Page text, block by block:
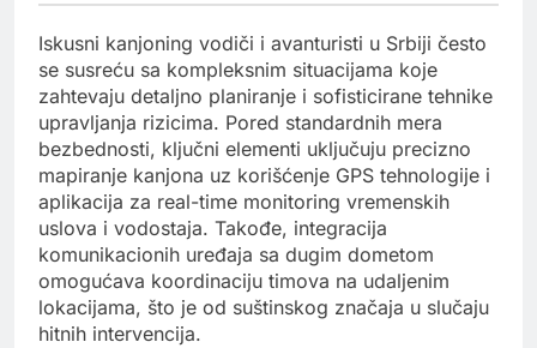
Iskusni kanjoning vodiči i avanturisti u Srbiji često
se susreću sa kompleksnim situacijama koje
zahtevaju detaljno planiranje i sofisticirane tehnike
upravljanja rizicima. Pored standardnih mera
bezbednosti, ključni elementi uključuju precizno
mapiranje kanjona uz korišćenje GPS tehnologije i
aplikacija za real-time monitoring vremenskih
uslova i vodostaja. Takođe, integracija
komunikacionih uređaja sa dugim dometom
omogućava koordinaciju timova na udaljenim
lokacijama, što je od suštinskog značaja u slučaju
hitnih intervencija.